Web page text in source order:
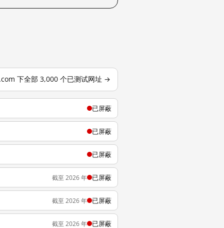
下全部 3,000 个已测试网址 →
已屏蔽
已屏蔽
已屏蔽
截至 2026 年 已屏蔽
截至 2026 年 已屏蔽
截至 2026 年 已屏蔽